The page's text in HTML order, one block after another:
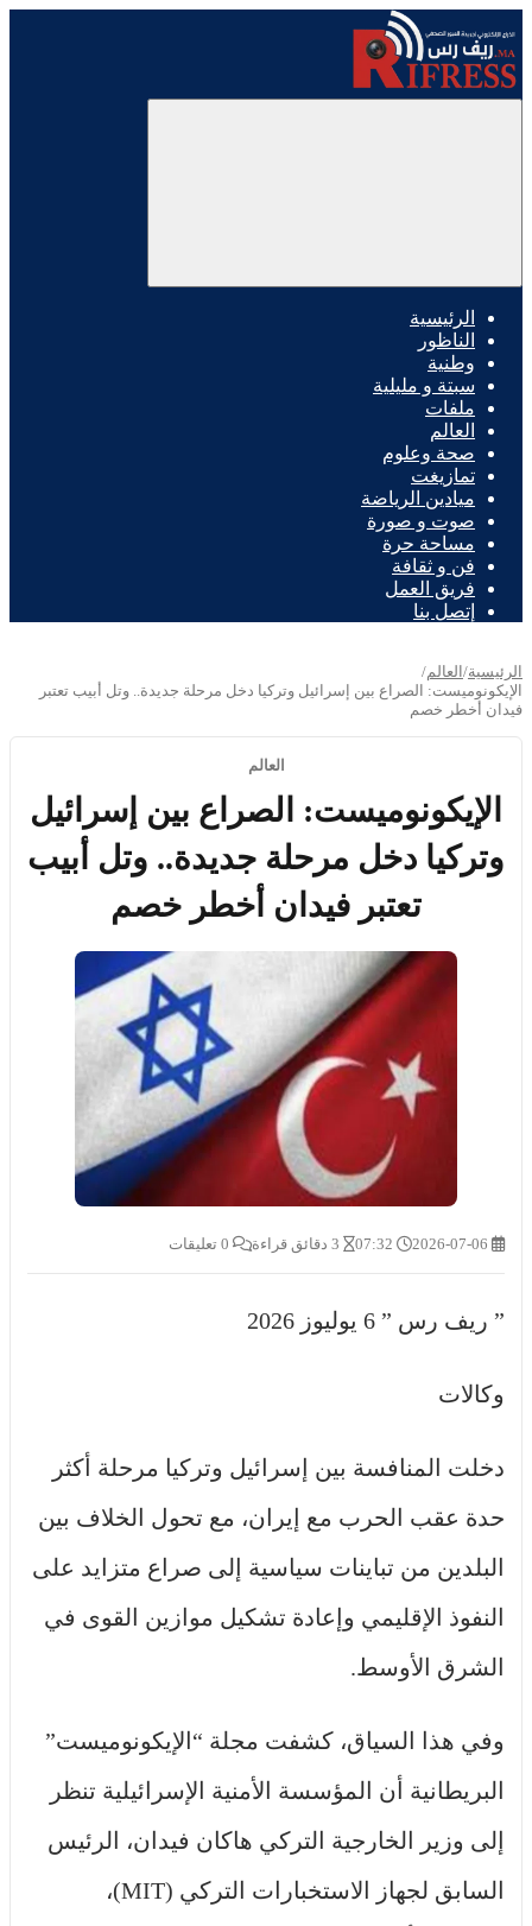
الرئيسية
الناظور
وطنية
سبتة و مليلية
ملفات
العالم
صحة وعلوم
تمازيغت
ميادين الرياضة
صوت و صورة
مساحة حرة
فن و ثقافة
فريق العمل
إتصل بنا
الرئيسية/ العالم/
الإيكونوميست: الصراع بين إسرائيل وتركيا دخل مرحلة جديدة.. وتل أبيب تعتبر
فيدان أخطر خصم
العالم
الإيكونوميست: الصراع بين إسرائيل
وتركيا دخل مرحلة جديدة.. وتل أبيب
تعتبر فيدان أخطر خصم
” ريف رس ” 6 يوليوز 2026
وكالات
دخلت المنافسة بين إسرائيل وتركيا مرحلة أكثر
حدة عقب الحرب مع إيران، مع تحول الخلاف بين
البلدين من تباينات سياسية إلى صراع متزايد على
النفوذ الإقليمي وإعادة تشكيل موازين القوى في
الشرق الأوسط.
وفي هذا السياق، كشفت مجلة “الإيكونوميست”
البريطانية أن المؤسسة الأمنية الإسرائيلية تنظر
إلى وزير الخارجية التركي هاكان فيدان، الرئيس
السابق لجهاز الاستخبارات التركي (MIT)،